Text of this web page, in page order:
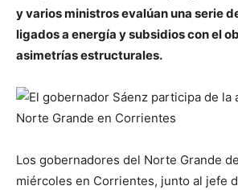
y varios ministros evalúan una serie
ligados a energía y subsidios con el
asimetrías estructurales.
Los gobernadores del Norte Grande
miércoles en Corrientes, junto al jefe